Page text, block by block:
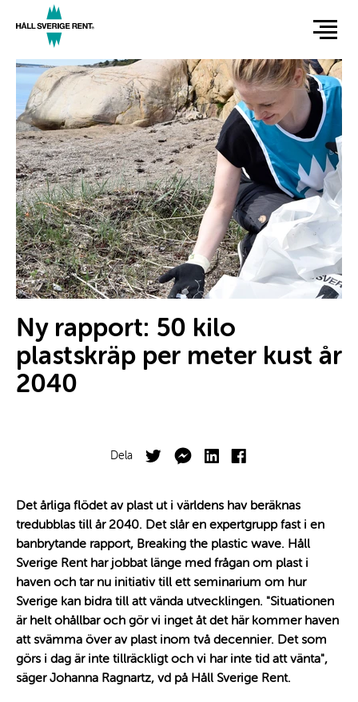
huvudinnehåll
Hero
Ny rapport: 50 kilo
plastskräp per meter kust år
2040
Dela
Body
Det årliga flödet av plast ut i världens hav beräknas
tredubblas till år 2040. Det slår en expertgrupp fast i en
banbrytande rapport, Breaking the plastic wave. Håll
Sverige Rent har jobbat länge med frågan om plast i
haven och tar nu initiativ till ett seminarium om hur
Sverige kan bidra till att vända utvecklingen. "Situationen
är helt ohållbar och gör vi inget åt det här kommer haven
att svämma över av plast inom två decennier. Det som
görs i dag är inte tillräckligt och vi har inte tid att vänta",
säger Johanna Ragnartz, vd på Håll Sverige Rent.